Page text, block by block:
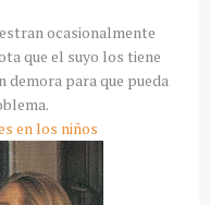
ocasionalmente
que el suyo los tiene
para que pueda
en los niños